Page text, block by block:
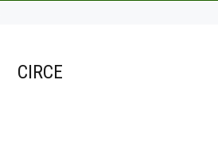
CIRCE